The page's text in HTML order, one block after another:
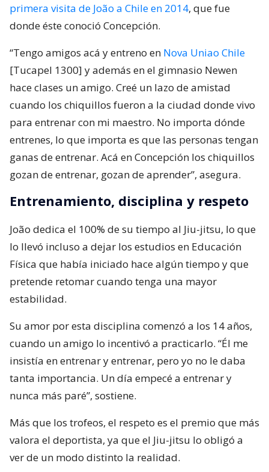
primera visita de João a Chile en 2014, que fue
donde éste conoció Concepción.
“Tengo amigos acá y entreno en Nova Uniao Chile
[Tucapel 1300] y además en el gimnasio Newen
hace clases un amigo. Creé un lazo de amistad
cuando los chiquillos fueron a la ciudad donde vivo
para entrenar con mi maestro. No importa dónde
entrenes, lo que importa es que las personas tengan
ganas de entrenar. Acá en Concepción los chiquillos
gozan de entrenar, gozan de aprender”, asegura.
Entrenamiento, disciplina y respeto
João dedica el 100% de su tiempo al Jiu-jitsu, lo que
lo llevó incluso a dejar los estudios en Educación
Física que había iniciado hace algún tiempo y que
pretende retomar cuando tenga una mayor
estabilidad.
Su amor por esta disciplina comenzó a los 14 años,
cuando un amigo lo incentivó a practicarlo. “Él me
insistía en entrenar y entrenar, pero yo no le daba
tanta importancia. Un día empecé a entrenar y
nunca más paré”, sostiene.
Más que los trofeos, el respeto es el premio que más
valora el deportista, ya que el Jiu-jitsu lo obligó a
ver de un modo distinto la realidad.